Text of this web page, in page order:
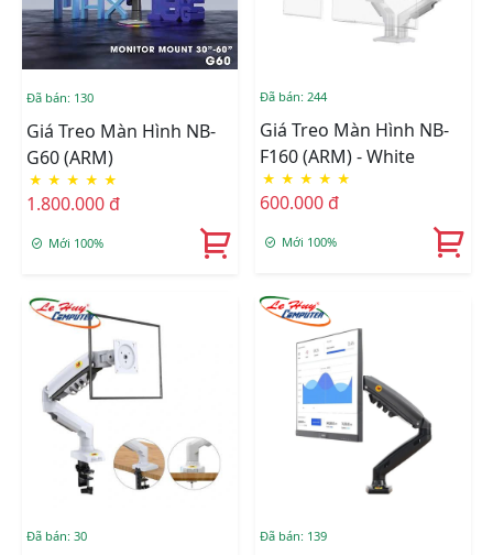
Đã bán: 130
Giá Treo Màn Hình NB-
G60 (ARM)
★ ★ ★ ★ ★
1.800.000 đ
Mới 100%
Đã bán: 244
Giá Treo Màn Hình NB-
F160 (ARM) - White
★ ★ ★ ★ ★
600.000 đ
Mới 100%
Đã bán: 30 Đã bán: 139